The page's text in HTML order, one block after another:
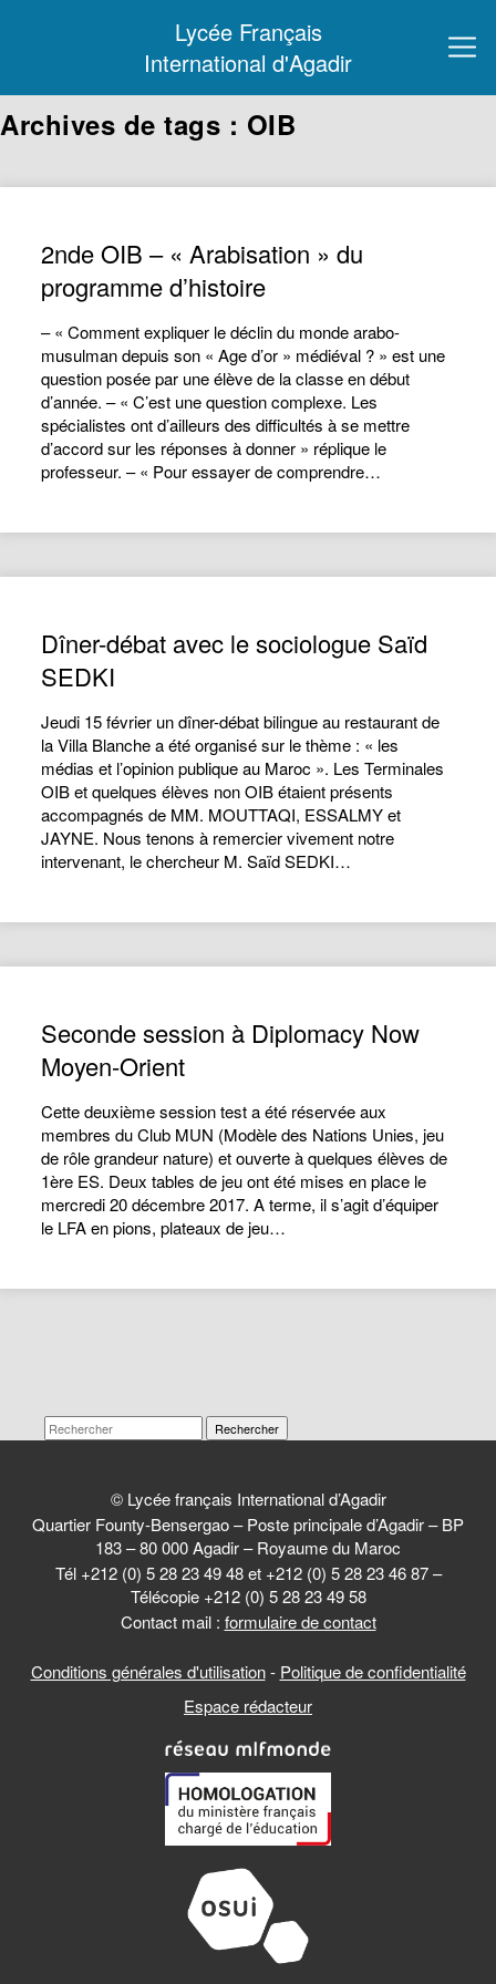
Lycée Français
International d'Agadir
Archives de tags : OIB
2nde OIB – « Arabisation » du
programme d’histoire
– « Comment expliquer le déclin du monde arabo-
musulman depuis son « Age d’or » médiéval ? » est une
question posée par une élève de la classe en début
d’année. – « C’est une question complexe. Les
spécialistes ont d’ailleurs des difficultés à se mettre
d’accord sur les réponses à donner » réplique le
professeur. – « Pour essayer de comprendre…
Dîner-débat avec le sociologue Saïd
SEDKI
Jeudi 15 février un dîner-débat bilingue au restaurant de
la Villa Blanche a été organisé sur le thème : « les
médias et l’opinion publique au Maroc ». Les Terminales
OIB et quelques élèves non OIB étaient présents
accompagnés de MM. MOUTTAQI, ESSALMY et
JAYNE. Nous tenons à remercier vivement notre
intervenant, le chercheur M. Saïd SEDKI…
Seconde session à Diplomacy Now
Moyen-Orient
Cette deuxième session test a été réservée aux
membres du Club MUN (Modèle des Nations Unies, jeu
de rôle grandeur nature) et ouverte à quelques élèves de
1ère ES. Deux tables de jeu ont été mises en place le
mercredi 20 décembre 2017. A terme, il s’agit d’équiper
le LFA en pions, plateaux de jeu…
Rechercher
© Lycée français International d’Agadir
Quartier Founty-Bensergao – Poste principale d’Agadir – BP
183 – 80 000 Agadir – Royaume du Maroc
Tél +212 (0) 5 28 23 49 48 et +212 (0) 5 28 23 46 87 –
Télécopie +212 (0) 5 28 23 49 58
Contact mail : formulaire de contact
Conditions générales d'utilisation- Politique de confidentialité
Espace rédacteur